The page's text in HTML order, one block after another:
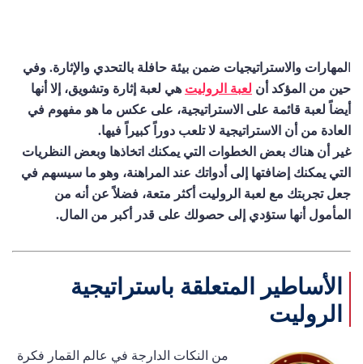
المهارات والاستراتيجيات ضمن بيئة حافلة بالتحدي والإثارة. وفي
حين من المؤكد أن لعبة الروليت هي لعبة إثارة وتشويق، إلا أنها
أيضاً لعبة قائمة على الاستراتيجية، على عكس ما هو مفهوم في
العادة من أن الاستراتيجية لا تلعب دوراً كبيراً فيها.
غير أن هناك بعض الخطوات التي يمكنك اتخاذها وبعض النظريات
التي يمكنك إضافتها إلى أدواتك عند المراهنة، وهو ما سيسهم في
جعل تجربتك مع لعبة الروليت أكثر متعة، فضلاً عن أنه من
المأمول أنها ستؤدي إلى حصولك على قدر أكبر من المال.
الأساطير المتعلقة باستراتيجية
الروليت
من النكات الدارجة في عالم القمار فكرة